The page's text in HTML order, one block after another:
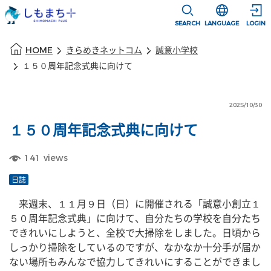
SEARCH
選択すると言
LANGUAGE LOGIN
HOME きらめきネットコム
誠意小学校
１５０周年記念式典に向けて
2025/10/30
１５０周年記念式典に向けて
141 views
日誌
来週末、１１月９日（日）に開催される「誠意小創立１
５０周年記念式典」に向けて、自分たちの学校を自分たち
できれいにしようと、全校で大掃除をしました。日頃から
しっかり掃除をしているのですが、なかなか十分手が届か
ない場所もみんなで協力してきれいにすることができまし